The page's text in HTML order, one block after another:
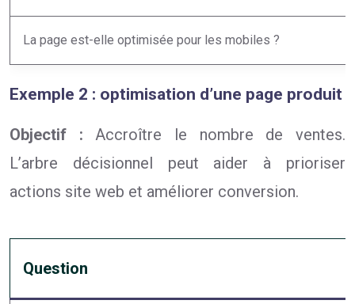
La page est-elle optimisée pour les mobiles ?
Exemple 2 : optimisation d’une page produit
Objectif : Accroître le nombre de ventes.
L’arbre décisionnel peut aider à prioriser
actions site web et améliorer conversion.
Question